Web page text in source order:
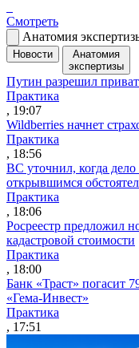
Смотреть
Анатомия
Новости
Анатомия
экспертизы
Путин разрешил
Практика
, 19:07
Wildberries начнет
Практика
, 18:56
ВС уточнил, когда
открывшимся
Практика
, 18:06
Росреестр предложил
кадастровой стоимости
Практика
, 18:00
Банк «Траст» погасит
«Гема-Инвест»
Практика
, 17:51